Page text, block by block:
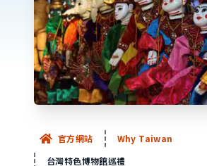
官方網站
Why Taiwan
台灣特色博物館巡禮